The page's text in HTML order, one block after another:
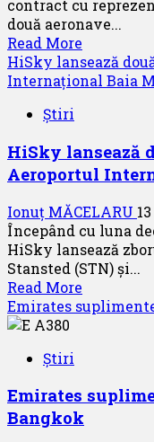
contract cu
două aeronave...
Read More
more
about
primei
aeronave
–
390
pentru
HiSky lansează
Internațional Baia
Știri
HiSky lansează
Aeroportul
Ionuț MĂCELARU
Începând cu luna
HiSky lansează
Stansted (STN) și...
Read More
more
curse
de
Emirates
Știri
Emirates
Bangkok